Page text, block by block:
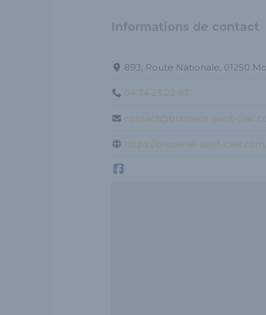
Informations de contact
893, Route Nationale, 01250
04 74 23 22 97
contact@brasserie-saint-
https://brasserie-saint-